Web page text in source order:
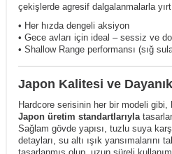
çekişlerde agresif dalgalanmalarla
• Her hızda dengeli aksiyon
• Gece avları için ideal – sessiz ve
• Shallow Range performansı (sığ
Japon Kalitesi ve
Hardcore serisinin her bir modeli gibi,
Japon üretim standartlarıyla
Sağlam gövde yapısı, tuzlu suya
detayları, su altı ışık yansımalarını